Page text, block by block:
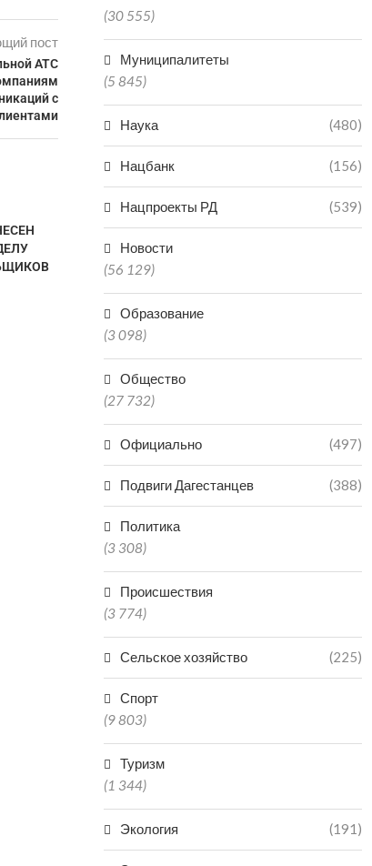
пост
АТС
с
ЗАРАБОТАЛИ В КРЕПОСТИ
НАРЫН-КАЛА В ДАГЕСТАНЕ
(30 555)
Муниципалитеты
(5 845)
Наука (480)
Нацбанк (156)
Нацпроекты РД (539)
Новости
(56 129)
Образование
(3 098)
Общество
(27 732)
Официально (497)
Подвиги Дагестанцев (388)
Политика
(3 308)
Происшествия
(3 774)
Сельское хозяйство (225)
Спорт
(9 803)
Туризм
(1 344)
Экология (191)